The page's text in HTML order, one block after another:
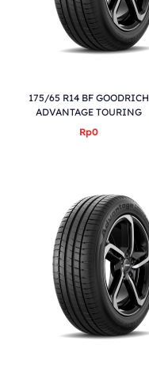
175/65 R14 BF GOODRICH
ADVANTAGE TOURING
Rp0